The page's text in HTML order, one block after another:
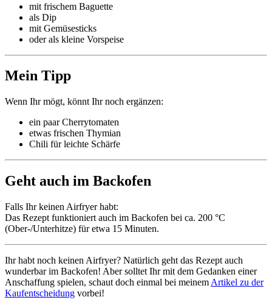
mit frischem Baguette
als Dip
mit Gemüsesticks
oder als kleine Vorspeise
Mein Tipp
Wenn Ihr mögt, könnt Ihr noch ergänzen:
ein paar Cherrytomaten
etwas frischen Thymian
Chili für leichte Schärfe
Geht auch im Backofen
Falls Ihr keinen Airfryer habt:
Das Rezept funktioniert auch im Backofen bei ca. 200 °C
(Ober-/Unterhitze) für etwa 15 Minuten.
Ihr habt noch keinen Airfryer? Natürlich geht das Rezept auch
wunderbar im Backofen! Aber solltet Ihr mit dem Gedanken einer
Anschaffung spielen, schaut doch einmal bei meinem Artikel zu der
Kaufentscheidung vorbei!